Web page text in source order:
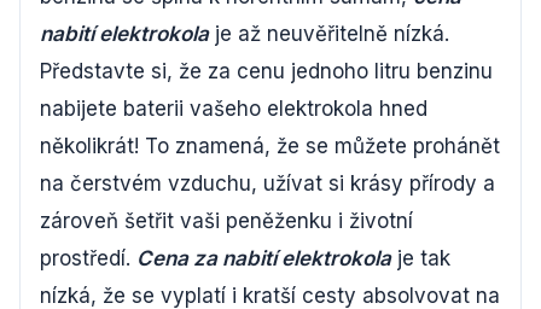
nabití elektrokolaje až neuvěřitelně nízká.
Představte si, že za cenu jednoho litru benzinu
nabijete baterii vašeho elektrokola hned
několikrát! To znamená, že se můžete prohánět
na čerstvém vzduchu, užívat si krásy přírody a
zároveň šetřit vaši peněženku i životní
prostředí. Cena za nabití elektrokolaje tak
nízká, že se vyplatí i kratší cesty absolvovat na